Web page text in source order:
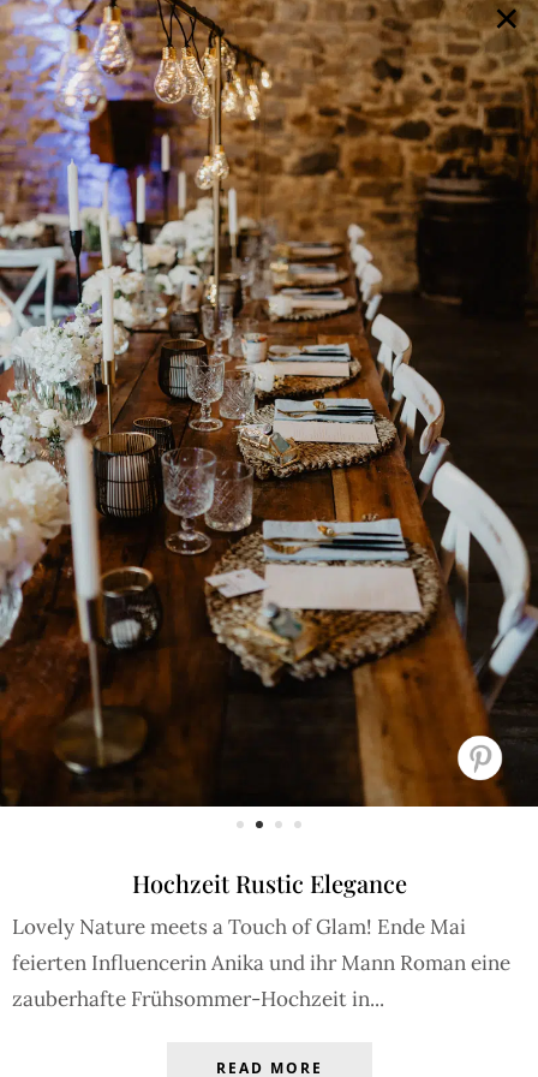
×
Hochzeit Rustic Elegance
Lovely Nature meets a Touch of Glam! Ende Mai
feierten Influencerin Anika und ihr Mann Roman eine
zauberhafte Frühsommer-Hochzeit in...
GALERIE SELECTION BRAUTMODE SHOP IT JOURNAL
Array ( [0] => extra_args [1] => Array ( [post__not_in] =>
Array ( [0] => 107109 ) ) )